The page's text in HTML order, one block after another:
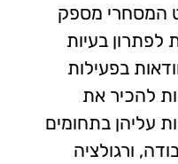
המסחרי מספק
בעיות
בפעילות
להכיר את
עליהן בתחומים
ורגולציה